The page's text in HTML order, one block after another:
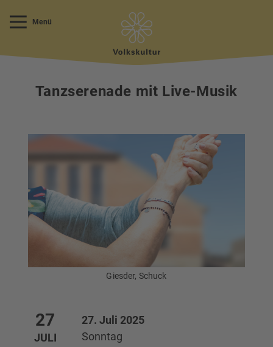
Menü
Tanzserenade mit Live-Musik
Giesder, Schuck
27
JULI
27. Juli 2025
Sonntag